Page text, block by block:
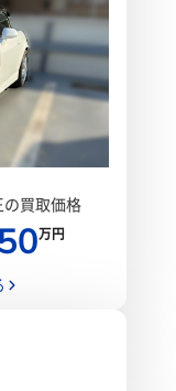
の買取価格
万円